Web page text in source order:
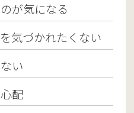
が気になる
気づかれたくない
い
配